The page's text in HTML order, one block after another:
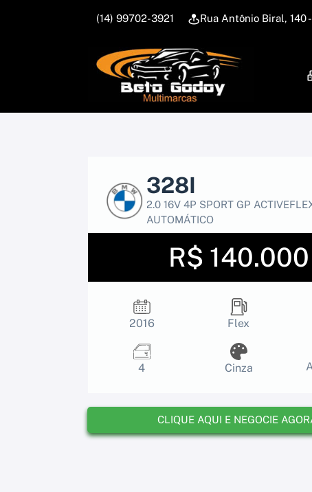
(14) 99702-3921 Rua Antônio Biral, 140
328I
2.0 16V 4P SPORT GP
AUTOMÁTICO
R$ 140.000
2016 Flex
4 Cinza
CLIQUE AQUI E NEGOCIE